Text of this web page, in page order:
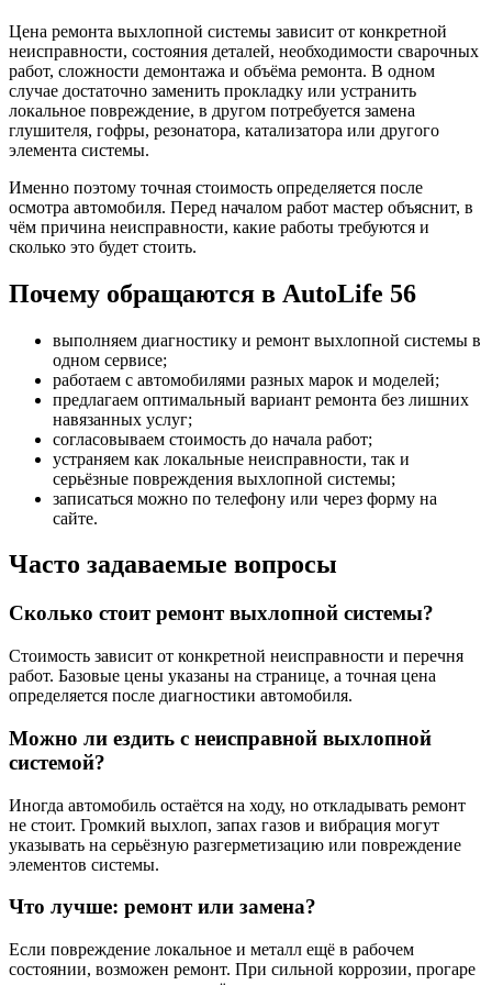
Цена ремонта выхлопной системы зависит от конкретной
неисправности, состояния деталей, необходимости сварочных
работ, сложности демонтажа и объёма ремонта. В одном
случае достаточно заменить прокладку или устранить
локальное повреждение, в другом потребуется замена
глушителя, гофры, резонатора, катализатора или другого
элемента системы.
Именно поэтому точная стоимость определяется после
осмотра автомобиля. Перед началом работ мастер объяснит, в
чём причина неисправности, какие работы требуются и
сколько это будет стоить.
Почему обращаются в AutoLife 56
выполняем диагностику и ремонт выхлопной системы в
одном сервисе;
работаем с автомобилями разных марок и моделей;
предлагаем оптимальный вариант ремонта без лишних
навязанных услуг;
согласовываем стоимость до начала работ;
устраняем как локальные неисправности, так и
серьёзные повреждения выхлопной системы;
записаться можно по телефону или через форму на
сайте.
Часто задаваемые вопросы
Сколько стоит ремонт выхлопной системы?
Стоимость зависит от конкретной неисправности и перечня
работ. Базовые цены указаны на странице, а точная цена
определяется после диагностики автомобиля.
Можно ли ездить с неисправной выхлопной
системой?
Иногда автомобиль остаётся на ходу, но откладывать ремонт
не стоит. Громкий выхлоп, запах газов и вибрация могут
указывать на серьёзную разгерметизацию или повреждение
элементов системы.
Что лучше: ремонт или замена?
Если повреждение локальное и металл ещё в рабочем
состоянии, возможен ремонт. При сильной коррозии, прогаре